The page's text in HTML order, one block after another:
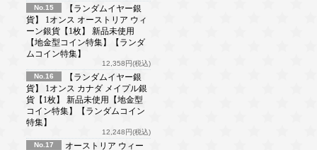
No.15
【ランダムイヤー銀
貨】 1オンス オーストリア ウィ
ーン銀貨【1枚】 新品未使用
【地金型コイン特集】【ランダ
ムコイン特集】
12,358円(税込)
No.16
【ランダムイヤー銀
貨】 1オンス カナダ メイプル銀
貨【1枚】 新品未使用【地金型
コイン特集】【ランダムコイン
特集】
12,248円(税込)
No.17
オーストリア ウィー